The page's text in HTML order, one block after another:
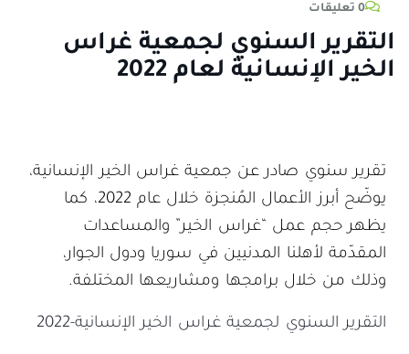
0 تعليقات
التقرير السنوي لجمعية غراس
الخير الإنسانية لعام 2022
تقرير سنوي صادر عن جمعية غراس الخير الإنسانية،
يوضّح أبرز الأعمال المُنجزة خلال عام 2022، كما
يظهر حجم عمل “غراس الخير” والمساعدات
المقدّمة لأهلنا المدنيين في سوريا ودول الجوار،
وذلك من خلال برامجها ومشاريعها المختلفة.
التقرير السنوي لجمعية غراس الخير الإنسانية-2022